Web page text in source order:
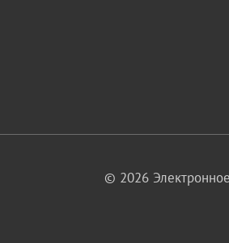
© 2026